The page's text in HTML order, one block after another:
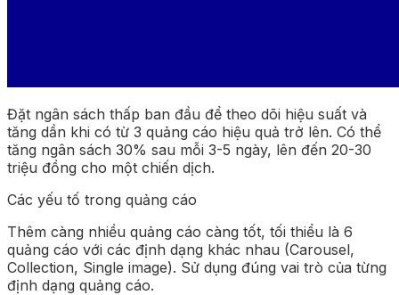
Đặt ngân sách thấp ban đầu để theo dõi hiệu suất và
tăng dần khi có từ 3 quảng cáo hiệu quả trở lên. Có thể
tăng ngân sách 30% sau mỗi 3-5 ngày, lên đến 20-30
triệu đồng cho một chiến dịch.
Các yếu tố trong quảng cáo
Thêm càng nhiều quảng cáo càng tốt, tối thiểu là 6
quảng cáo với các định dạng khác nhau (Carousel,
Collection, Single image). Sử dụng đúng vai trò của từng
định dạng quảng cáo.